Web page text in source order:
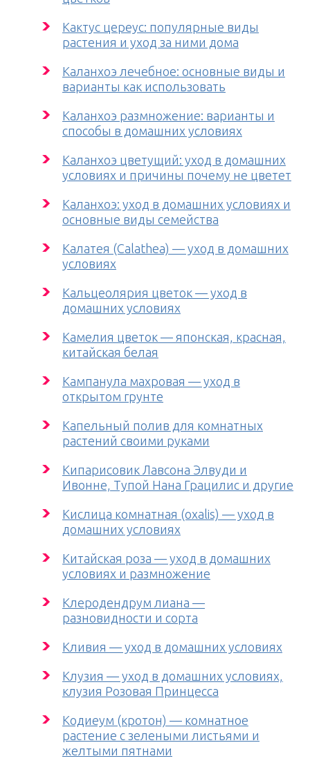
Кактус цереус: популярные виды
растения и уход за ними дома
Каланхоэ лечебное: основные виды и
варианты как использовать
Каланхоэ размножение: варианты и
способы в домашних условиях
Каланхоэ цветущий: уход в домашних
условиях и причины почему не цветет
Каланхоэ: уход в домашних условиях и
основные виды семейства
Калатея (Calathea) — уход в домашних
условиях
Кальцеолярия цветок — уход в
домашних условиях
Камелия цветок — японская, красная,
китайская белая
Кампанула махровая — уход в
открытом грунте
Капельный полив для комнатных
растений своими руками
Кипарисовик Лавсона Элвуди и
Ивонне, Тупой Нана Грацилис и другие
Кислица комнатная (oxalis) — уход в
домашних условиях
Китайская роза — уход в домашних
условиях и размножение
Клеродендрум лиана —
разновидности и сорта
Кливия — уход в домашних условиях
Клузия — уход в домашних условиях,
клузия Розовая Принцесса
Кодиеум (кротон) — комнатное
растение с зелеными листьями и
желтыми пятнами